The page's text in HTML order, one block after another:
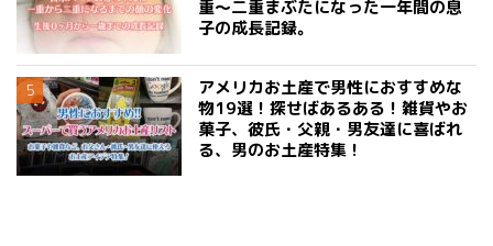
重〜二重まぶたになった一年間の息
子の成長記録。
アメリカお土産で男性におすすめな
物19選！探せばあるある！雑貨やお
菓子、彼氏・父親・男友達に喜ばれ
る、男のお土産特集！